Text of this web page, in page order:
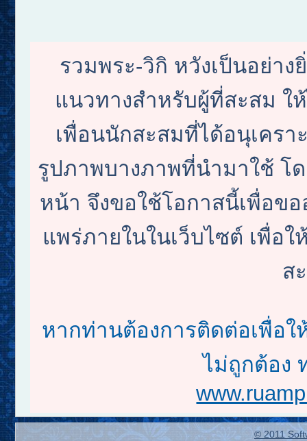
รวมพระ-วิกิ หวังเป็นอย่า
แนวทางสำหรับผู้ที่สะสม
เพื่อนนักสะสมที่ได้อนุเคร
รูปภาพบางภาพที่นำมาใช้ โ
หน้า จึงขอใช้โอกาสนี้เพื่อข
แพร่ภายในในเว็บไซต์ เพื่อ
ส
หากท่านต้องการติดต่อเพื่อ
ไม่ถูกต้อง
© 2011